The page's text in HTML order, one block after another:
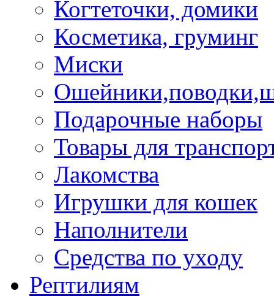
Когтеточки, домики
Косметика, груминг
Миски
Подарочные наборы
Товары для
Лакомства
Игрушки для кошек
Наполнители
Средства по уходу
Рептилиям